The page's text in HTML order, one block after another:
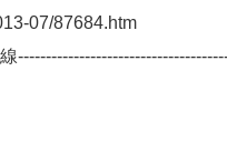
07/87684.htm